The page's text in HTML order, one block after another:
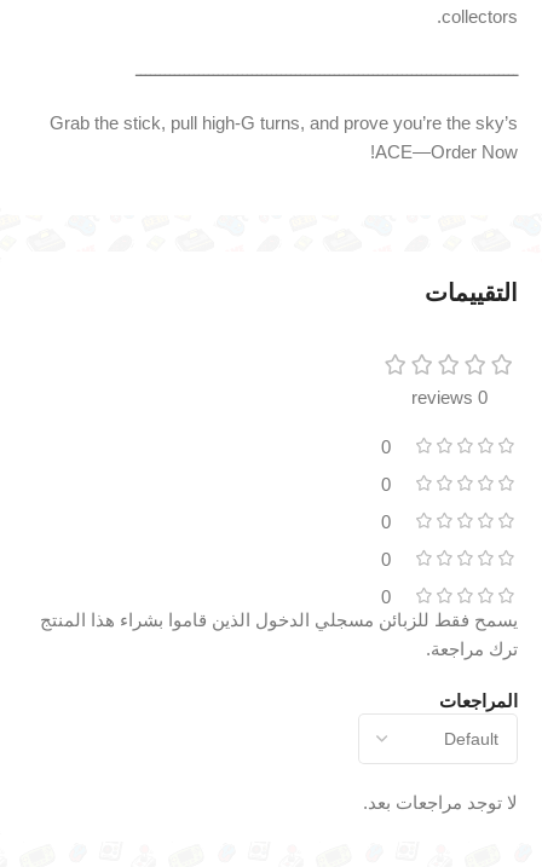
collectors.
ـــــــــــــــــــــــــــــــــــــــــــــــــــــــــــــــــــــــــــــــ
Grab the stick, pull high-G turns, and prove you’re the sky’s
ACE—Order Now!
التقييمات
0 reviews
0
0
0
0
0
المراجعات
لا توجد مراجعات بعد.
يسمح فقط للزبائن مسجلي الدخول الذين قاموا بشراء هذا المنتج
ترك مراجعة.